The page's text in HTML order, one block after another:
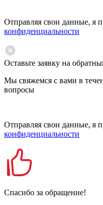
Отправляя свои данные, я
конфиденциальности
Оставьте заявку на
Мы свяжемся с вами в
вопросы
Отправляя свои данные, я
конфиденциальности
Спасибо за обращение!